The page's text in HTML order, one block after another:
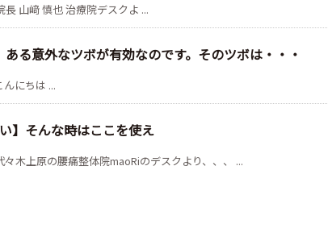
山﨑 慎也 治療院デスクよ ...
る意外なツボが有効なのです。そのツボは・・・
にちは ...
】そんな時はここを使え
木上原の腰痛整体院maoRiのデスクより、、、 ...